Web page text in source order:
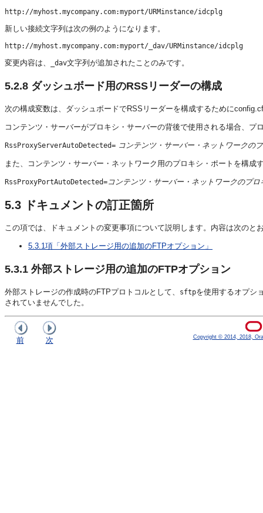
新しい接続文字列は次の例のようになります。
変更内容は、 _dav文字列が追加されたことのみです。
5.2.8 ダッシュボード用のRSSリーダーの構成
次の構成変数は、ダッシュボードでRSSリーダーを構成するために
コンテンツ・サーバーがプロキシ・サーバーの背後で使用される場合、
RssProxyServerAutoDetected= コンテンツ・サーバー・ネットワークの
また、コンテンツ・サーバー・ネットワーク用のプロキシ・ポートを構成
RssProxyPortAutoDetected=コンテンツ・サーバー・ネットワークのプロ
5.3 ドキュメントの訂正箇所
この項では、ドキュメントの変更事項について説明します。内容は次のと
5.3.1項「外部ストレージ用の追加のFTPオプション」
5.3.1 外部ストレージ用の追加のFTPオプション
外部ストレージの作成時のFTPプロトコルとして、 sftpを使用するオプシ
されていませんでした。
前 次 Copyright © 2014, 2018,